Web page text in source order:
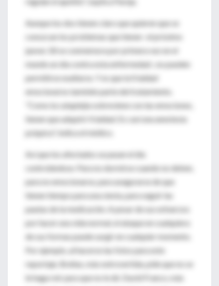
Aunque los dos tienen claro que quieren que se
conozcan los problemas que tienen -el próximo
jueves 18 se conmemora por primera vez en el
mundo un día contra esta enfermedad-, no pueden
permitirse exaltarse. Y es que la frialdad
emocional es también parte del tratamiento.
"Como la cataplejia sobreviene con las emociones,
tienen que adquirir frialdad. Es casi una anestesia
psíquica", indica el médico.
Así que los afectados se pasan el día
controlándose. Para no dormirse cuando no deben,
para no emocionarse, para asegurarse de que
tienen tiempo para una siesta, para seguir las
pautas de la medicación. A pesar de sus esfuerzos
por hacer una vida normal, el ataque en cualquiera
de sus formas puede surgir en cualquier momento.
Por ejemplo, al hacerse las fotos para este
reportaje. Breñas, más extrovertida, pide que no se
le haga reír para que no le dé. David Franco, más